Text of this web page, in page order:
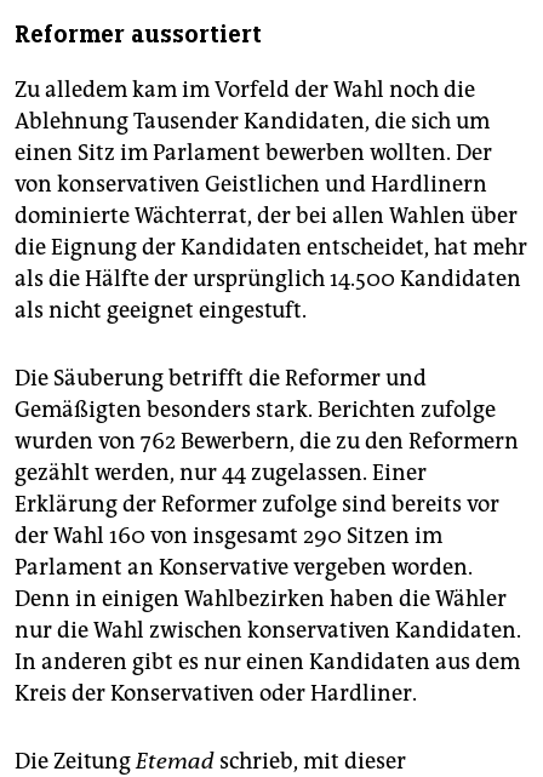
Reformer aussortiert
Zu alledem kam im Vorfeld der Wahl noch die
Ablehnung Tausender Kandidaten, die sich um
einen Sitz im Parlament bewerben wollten. Der
von konservativen Geistlichen und Hard­linern
dominierte ­Wächterrat, der bei allen Wahlen über
die Eignung der Kandidaten entscheidet, hat mehr
als die Hälfte der ursprünglich 14.500 Kandidaten
als nicht geeignet eingestuft.
Die Säuberung betrifft die Reformer und
Gemäßigten besonders stark. Berichten zufolge
wurden von 762 Bewerbern, die zu den Reformern
gezählt werden, nur 44 zugelassen. Einer
Erklärung der Reformer zufolge sind bereits vor
der Wahl 160 von insgesamt 290 Sitzen im
Parlament an Konservative vergeben worden.
Denn in einigen Wahlbezirken haben die Wähler
nur die Wahl zwischen konservativen Kandidaten.
In anderen gibt es nur einen Kandidaten aus dem
Kreis der Konservativen oder Hardliner.
Die ZeitungEtemad schrieb, mit dieser